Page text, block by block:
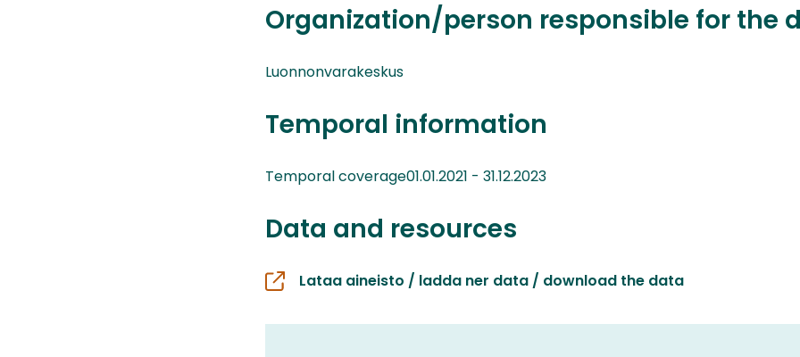
Organization/person responsible for the
Luonnonvarakeskus
Temporal information
Temporal coverage01.01.2021 - 31.12.2023
Data and resources
Lataa aineisto / ladda ner data / download the data